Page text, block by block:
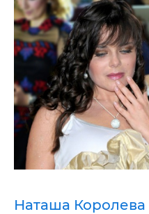
Наташа Королева